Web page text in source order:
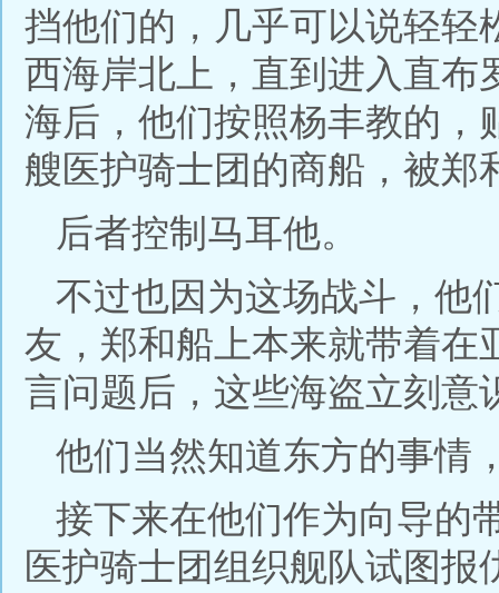
挡他们的，几乎可以说轻轻
西海岸北上，直到进入直布
海后，他们按照杨丰教的，
艘医护骑士团的商船，被郑
后者控制马耳他。
不过也因为这场战斗，他
友，郑和船上本来就带着在
言问题后，这些海盗立刻意
他们当然知道东方的事情
接下来在他们作为向导的
医护骑士团组织舰队试图